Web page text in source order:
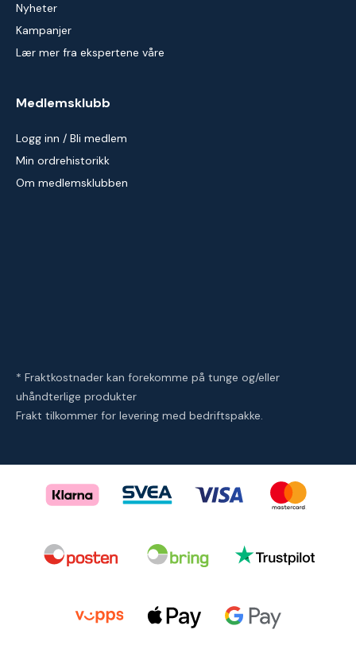
Nyheter
Kampanjer
Lær mer fra ekspertene våre
Medlemsklubb
Logg inn / Bli medlem
Min ordrehistorikk
Om medlemsklubben
* Fraktkostnader kan forekomme på tunge og/eller
uhåndterlige produkter
Frakt tilkommer for levering med bedriftspakke.